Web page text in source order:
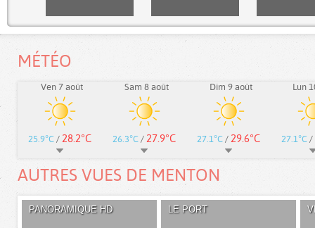
MÉTÉO
Ven 7 août
25.9°C / 28.2°C
Sam 8 août
26.3°C / 27.9°C
Dim 9 août
27.1°C / 29.6°C
Lun
27.1°C /
AUTRES VUES DE MENTON
PANORAMIQUE HD LE PORT